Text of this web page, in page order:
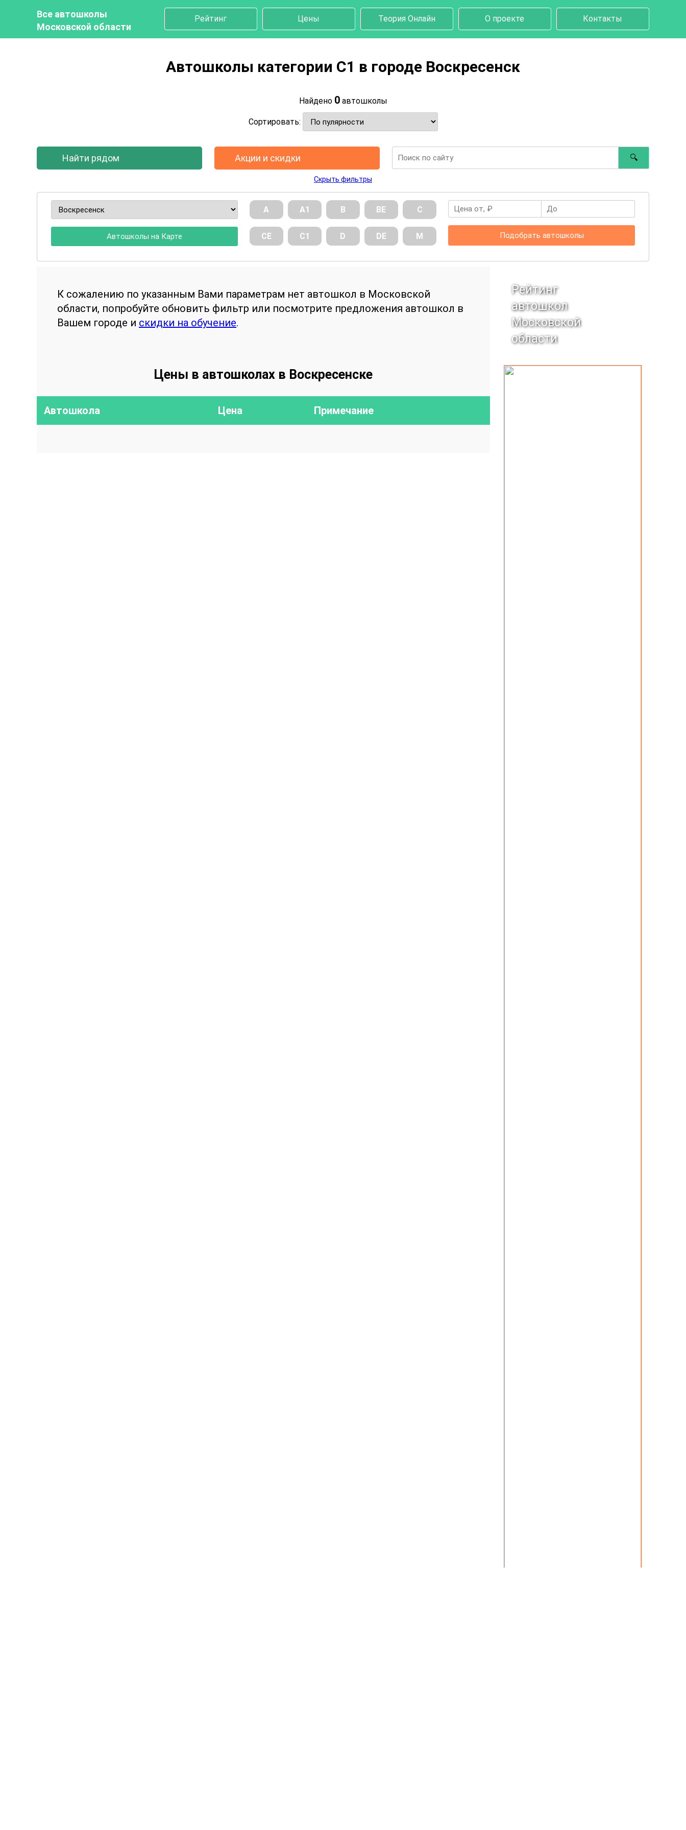
Все автошколы
Московской области
Рейтинг Цены Теория Онлайн О проекте Контакты
Автошколы категории C1 в городе Воскресенск
Найдено 0автошколы
Сортировать:
Найти рядом Акции и скидки 🔍
Скрыть фильтры
Автошколы на Карте
А А1 В ВE С
СE С1 D DE М Подобрать автошколы
К сожалению по указанным Вами параметрам нет автошкол в Московской
области, попробуйте обновить фильтр или посмотрите предложения автошкол в
Вашем городе и скидки на обучение.
Цены в автошколах в Воскресенске
Автошкола Цена Примечание
Рейтинг
автошкол
Московской
области